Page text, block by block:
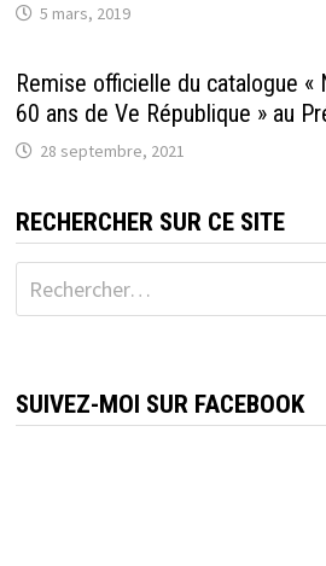
5 mars, 2019
Remise officielle du catalogue «
60 ans de Ve République » au
28 septembre, 2021
RECHERCHER SUR CE SITE
Rechercher :
SUIVEZ-MOI SUR FACEBOOK